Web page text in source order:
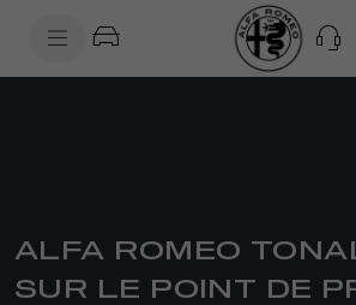
ALFA ROMEO
SUR LE POINT DE